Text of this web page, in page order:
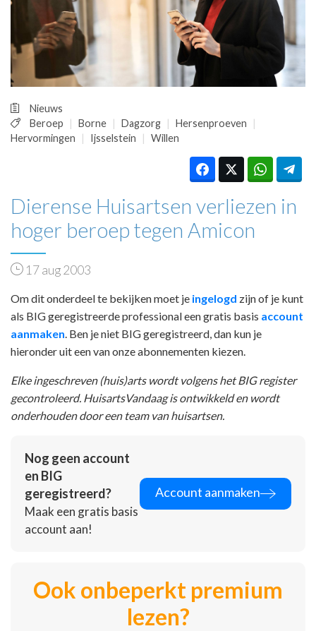
PRAKTIJKZAKEN
TARIEVEN
VPHUISARTSEN
MEDISCHE VAKHANDEL
REGISTRATIE
Nieuws
Beroep
Borne Dagzorg
Hersenproeven
Hervormingen
Ijsselstein Willen
Dierense Huisartsen verliezen in
hoger beroep tegen Amicon
17 aug 2003
Om dit onderdeel te bekijken moet je ingelogd zijn of je kunt
als BIG geregistreerde professional een gratis basis account
aanmaken . Ben je niet BIG geregistreerd, dan kun je
hieronder uit een van onze abonnementen kiezen.
Elke ingeschreven (huis)arts wordt volgens het BIG register
gecontroleerd. HuisartsVandaag is ontwikkeld en wordt
onderhouden door een team van huisartsen.
Nog geen account
en BIG
geregistreerd?
Maak een gratis basis
account aan!
Account aanmaken
Ook onbeperkt premium
lezen?